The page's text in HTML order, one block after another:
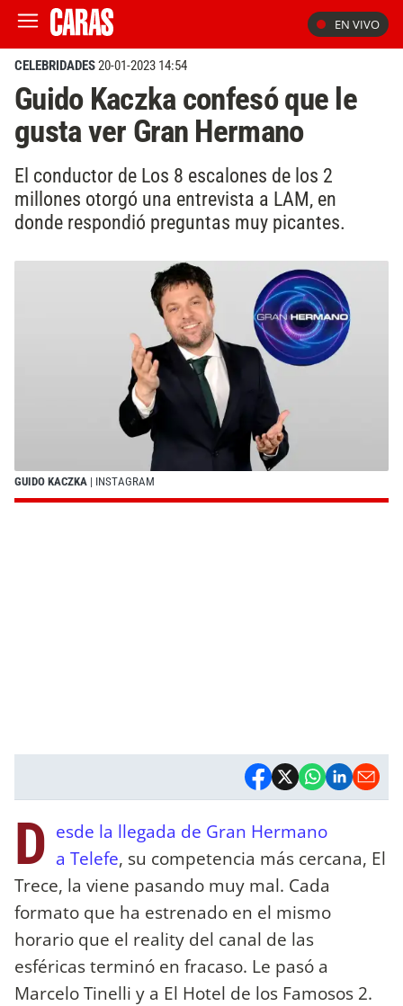
EN VIVO
CELEBRIDADES20-01-2023 14:54
Guido Kaczka confesó que le
gusta ver Gran Hermano
El conductor de Los 8 escalones de los 2
millones otorgó una entrevista a LAM, en
donde respondió preguntas muy picantes.
GUIDO KACZKA | INSTAGRAM
D esde la llegada de Gran Hermano
a Telefe, su competencia más cercana, El
Trece, la viene pasando muy mal. Cada
formato que ha estrenado en el mismo
horario que el reality del canal de las
esféricas terminó en fracaso. Le pasó a
Marcelo Tinelli y a El Hotel de los Famosos 2.